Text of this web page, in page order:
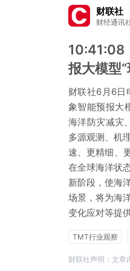
财联社
财经通讯
10:41:08
报大模型“
财联社6月6日
象智能预报大
海洋防灾减灾
多源观测、机
速、更精细、
在全球海洋状
新阶段，使海
场景，将为海
变化应对等提
TMT行业观察
财联社声明：文章